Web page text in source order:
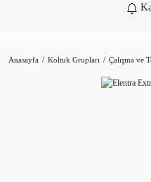
Anasayfa Koltuk Grupları Çalışma ve